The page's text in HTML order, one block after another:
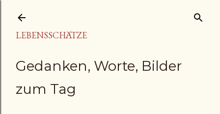
LEBENSSCHÄTZE
Gedanken, Worte, Bilder
zum Tag